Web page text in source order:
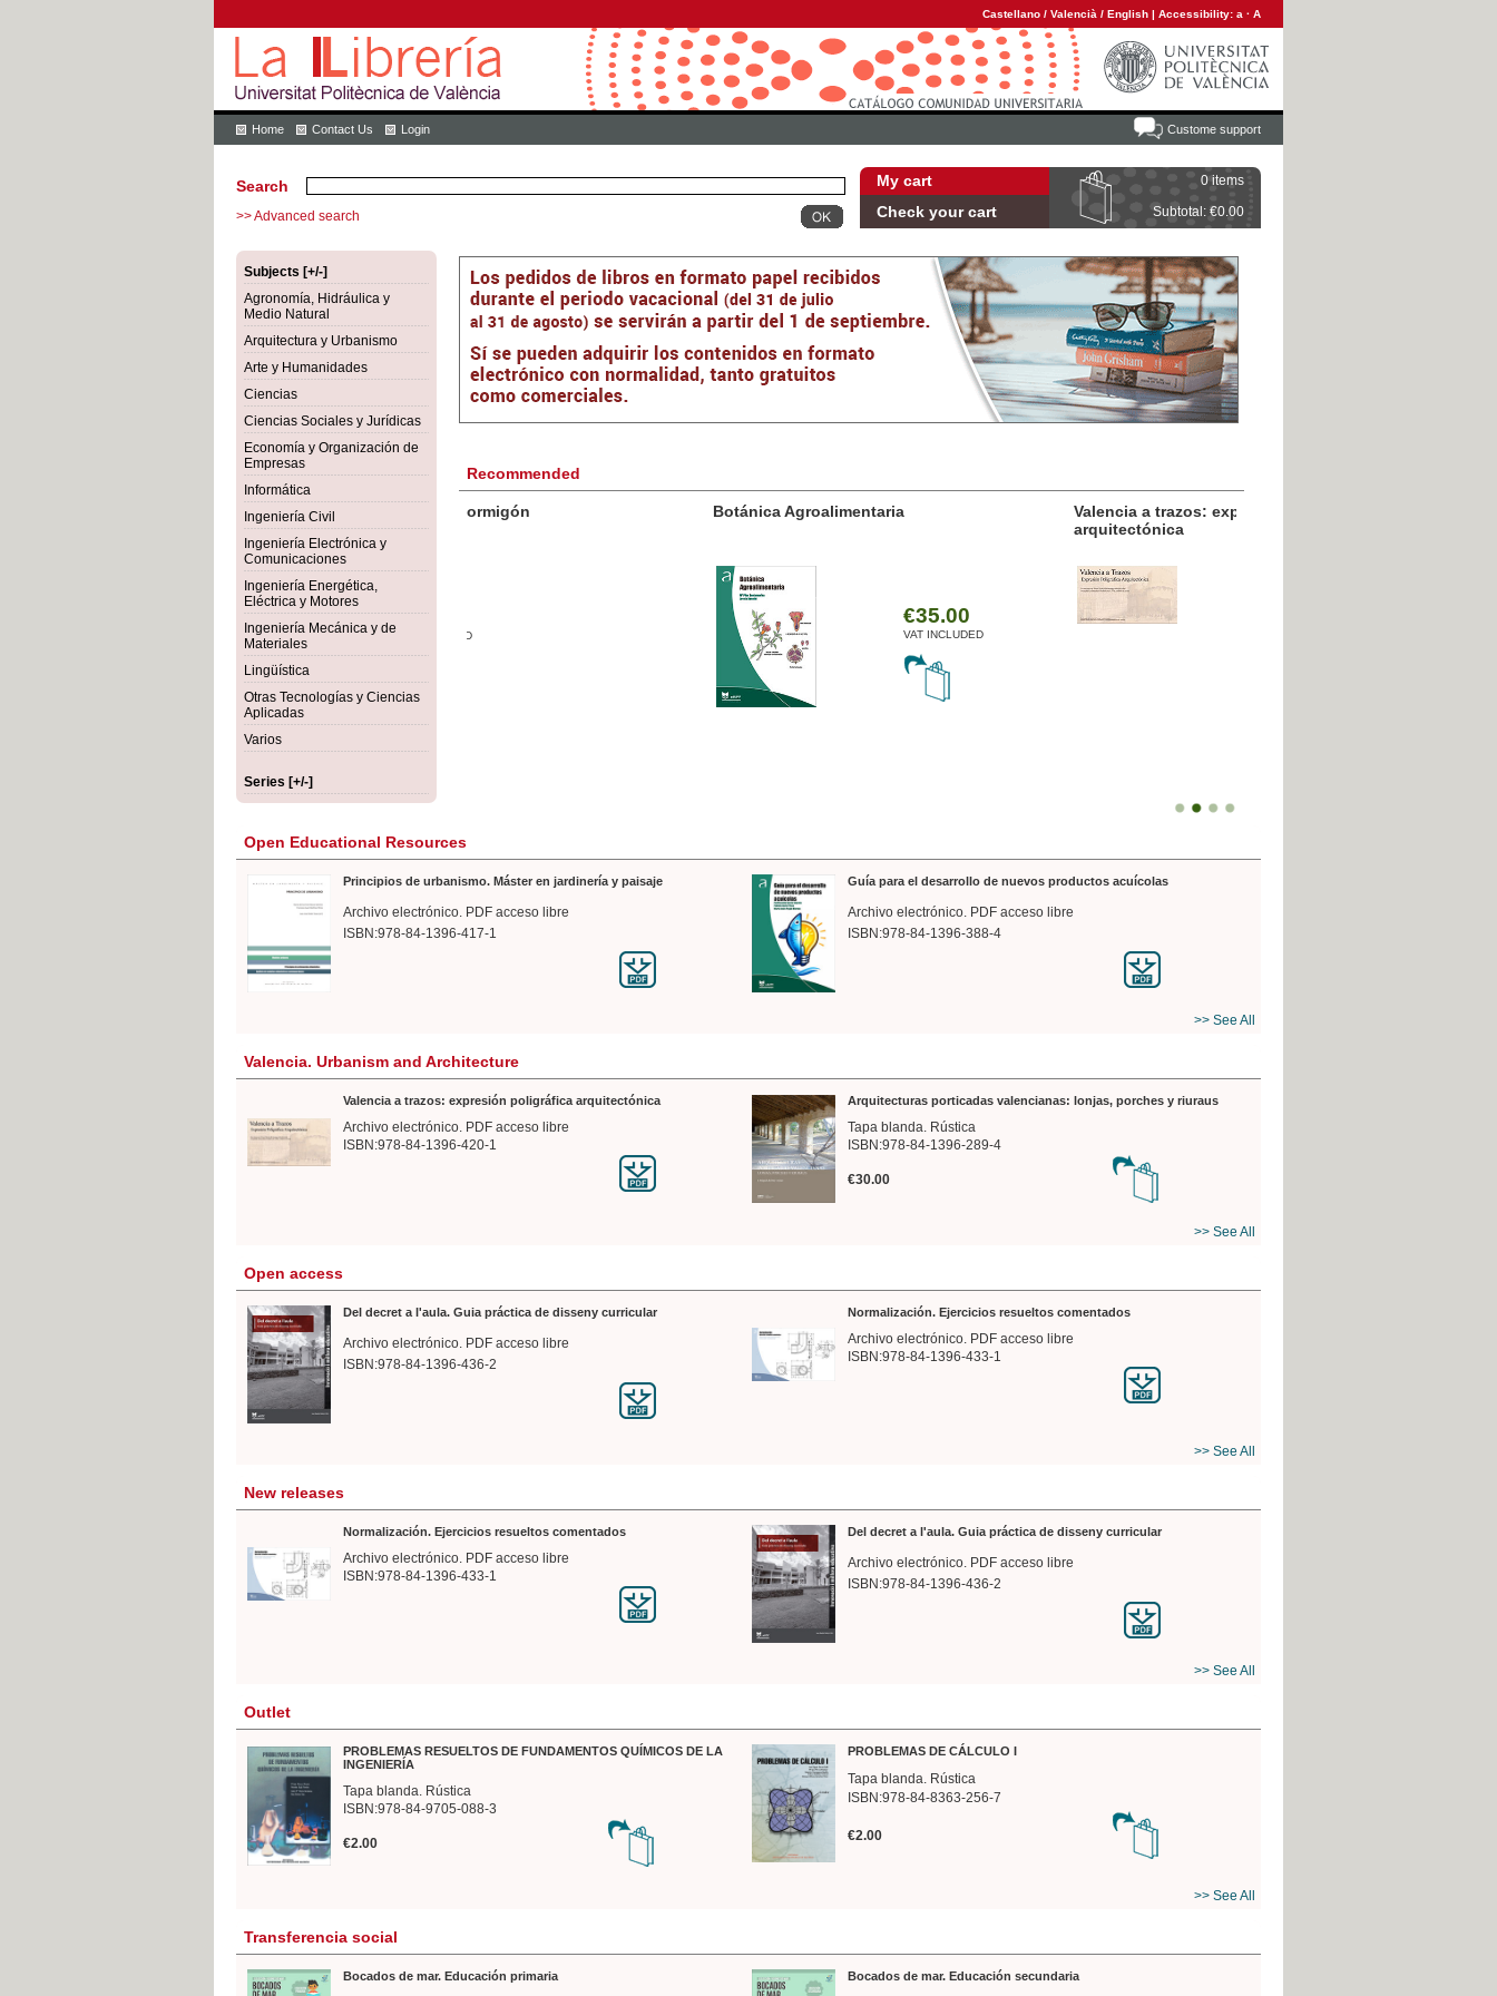
Castellano / Valencià / English | Accessibility: a · A
Custome support
Home Contact Us Login
My cart 0 items
Check your cart Subtotal: €0.00
Search
>> Advanced search
Subjects [+/-]
Agronomía, Hidráulica y
Medio Natural
Arquitectura y Urbanismo
Arte y Humanidades
Ciencias
Ciencias Sociales y Jurídicas
Economía y Organización de
Empresas
Informática
Ingeniería Civil
Ingeniería Electrónica y
Comunicaciones
Ingeniería Energética,
Eléctrica y Motores
Ingeniería Mecánica y de
Materiales
Lingüística
Otras Tecnologías y Ciencias
Aplicadas
Varios
Series [+/-]
Recommended
Botánica Agroalimentaria
VAT INCLUDED
Valencia a trazos: expresión poligráfica
Open Educational Resources
Principios de urbanismo. Máster en jardinería y paisaje
Archivo electrónico. PDF acceso libre
ISBN:978-84-1396-417-1
Guía para el desarrollo de nuevos productos acuícolas
Archivo electrónico. PDF acceso libre
ISBN:978-84-1396-388-4
>> See All
Valencia. Urbanism and Architecture
Valencia a trazos: expresión poligráfica arquitectónica
Archivo electrónico. PDF acceso libre
ISBN:978-84-1396-420-1
Arquitecturas porticadas valencianas: lonjas, porches y riuraus
Tapa blanda. Rústica
ISBN:978-84-1396-289-4
€30.00
>> See All
Open access
Del decret a l'aula. Guia práctica de disseny curricular
Archivo electrónico. PDF acceso libre
ISBN:978-84-1396-436-2
Normalización. Ejercicios resueltos comentados
Archivo electrónico. PDF acceso libre
ISBN:978-84-1396-433-1
>> See All
New releases
Normalización. Ejercicios resueltos comentados
Archivo electrónico. PDF acceso libre
ISBN:978-84-1396-433-1
Del decret a l'aula. Guia práctica de disseny curricular
Archivo electrónico. PDF acceso libre
ISBN:978-84-1396-436-2
>> See All
Outlet
PROBLEMAS RESUELTOS DE FUNDAMENTOS QUÍMICOS DE LA
INGENIERÍA
Tapa blanda. Rústica
ISBN:978-84-9705-088-3
€2.00
PROBLEMAS DE CÁLCULO I
Tapa blanda. Rústica
ISBN:978-84-8363-256-7
€2.00
>> See All
Transferencia social
Bocados de mar. Educación primaria Bocados de mar. Educación secundaria